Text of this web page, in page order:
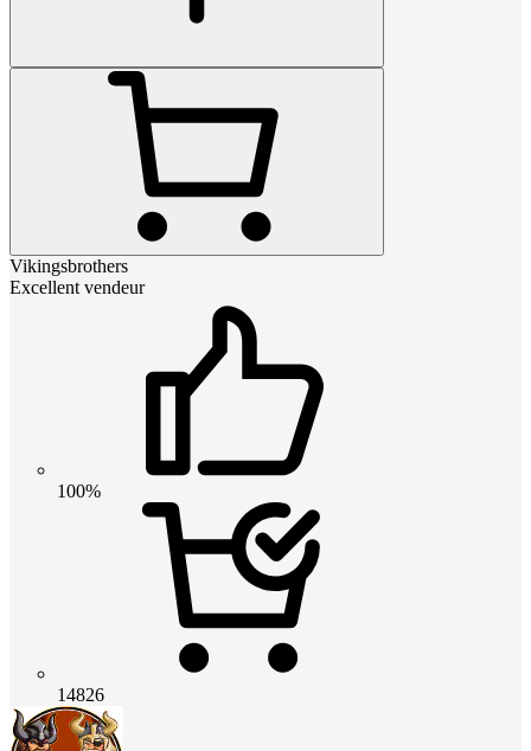
Vikingsbrothers
Excellent vendeur
100%
14826